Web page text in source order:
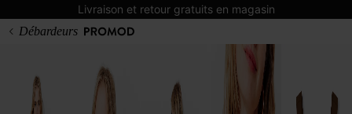
Livraison et retour gratuits en magasin
Débardeurs